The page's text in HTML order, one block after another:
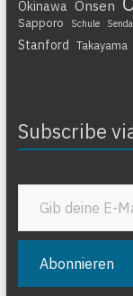
Okinawa Onsen
Sapporo Schule
Stanford Takayama
Subscribe
Gib deine E-Mail-Adresse ein ...
Abonnieren